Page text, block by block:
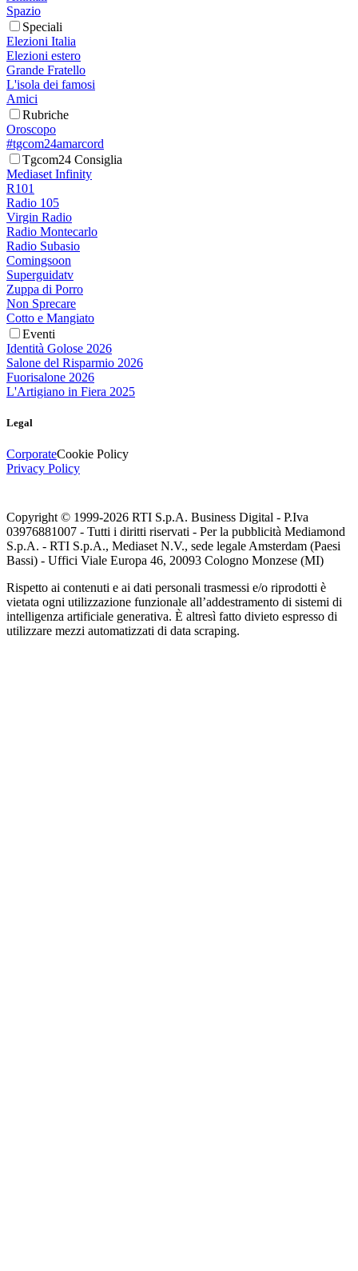
Spazio
Speciali
Elezioni Italia
Elezioni estero
Grande Fratello
L'isola dei famosi
Amici
Rubriche
Oroscopo
#tgcom24amarcord
Tgcom24 Consiglia
Mediaset Infinity
R101
Radio 105
Virgin Radio
Radio Montecarlo
Radio Subasio
Comingsoon
Superguidatv
Zuppa di Porro
Non Sprecare
Cotto e Mangiato
Eventi
Identità Golose 2026
Salone del Risparmio 2026
Fuorisalone 2026
L'Artigiano in Fiera 2025
Legal
CorporateCookie Policy
Privacy Policy
Copyright © 1999-2026 RTI S.p.A. Business Digital - P.Iva
03976881007 - Tutti i diritti riservati - Per la pubblicità Mediamond
S.p.A. - RTI S.p.A., Mediaset N.V., sede legale Amsterdam (Paesi
Bassi) - Uffici Viale Europa 46, 20093 Cologno Monzese (MI)
Rispetto ai contenuti e ai dati personali trasmessi e/o riprodotti è
vietata ogni utilizzazione funzionale all’addestramento di sistemi di
intelligenza artificiale generativa. È altresì fatto divieto espresso di
utilizzare mezzi automatizzati di data scraping.